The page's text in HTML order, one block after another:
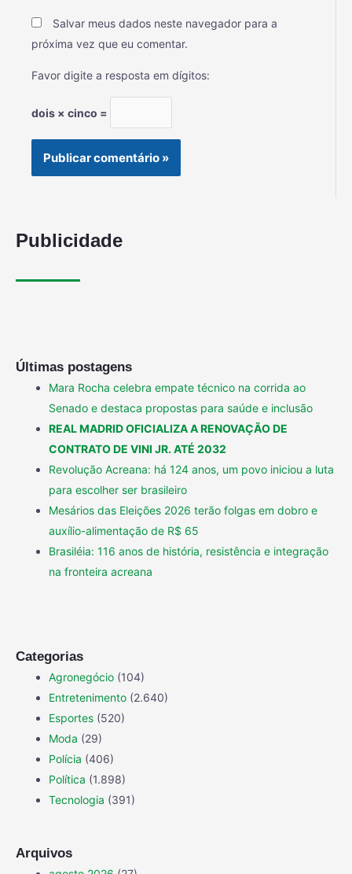
Salvar meus dados neste navegador para a
próxima vez que eu comentar.
Favor digite a resposta em dígitos:
dois × cinco =
Publicidade
Últimas postagens
Mara Rocha celebra empate técnico na corrida ao
Senado e destaca propostas para saúde e inclusão
REAL MADRID OFICIALIZA A RENOVAÇÃO DE
CONTRATO DE VINI JR. ATÉ 2032
Revolução Acreana: há 124 anos, um povo iniciou a luta
para escolher ser brasileiro
Mesários das Eleições 2026 terão folgas em dobro e
auxílio-alimentação de R$ 65
Brasiléia: 116 anos de história, resistência e integração
na fronteira acreana
Categorias
Agronegócio (104)
Entretenimento (2.640)
Esportes (520)
Moda (29)
Polícia (406)
Política (1.898)
Tecnologia (391)
Arquivos